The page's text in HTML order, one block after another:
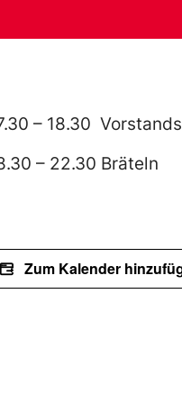
– 18.30
– 22.30 Bräteln
Zum Kalender